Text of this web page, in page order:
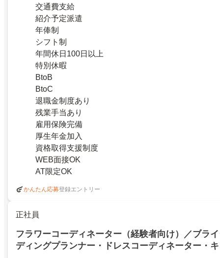
交通費支給
紹介予定派遣
年俸制
シフト制
年間休日100日以上
特別休暇
BtoB
BtoC
退職金制度あり
残業手当あり
雇用保険完備
厚生年金加入
資格取得支援制度
WEB面接OK
AT限定OK
かんたん応募登録エントリー
正社員
フラワーコーディネーター（経験者向け）／ブラ
ディングプランナー・ドレスコーディネーター・